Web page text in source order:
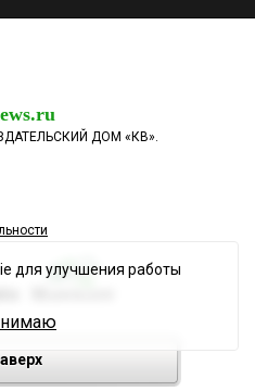
ДОМ «КВ».
для улучшения работы